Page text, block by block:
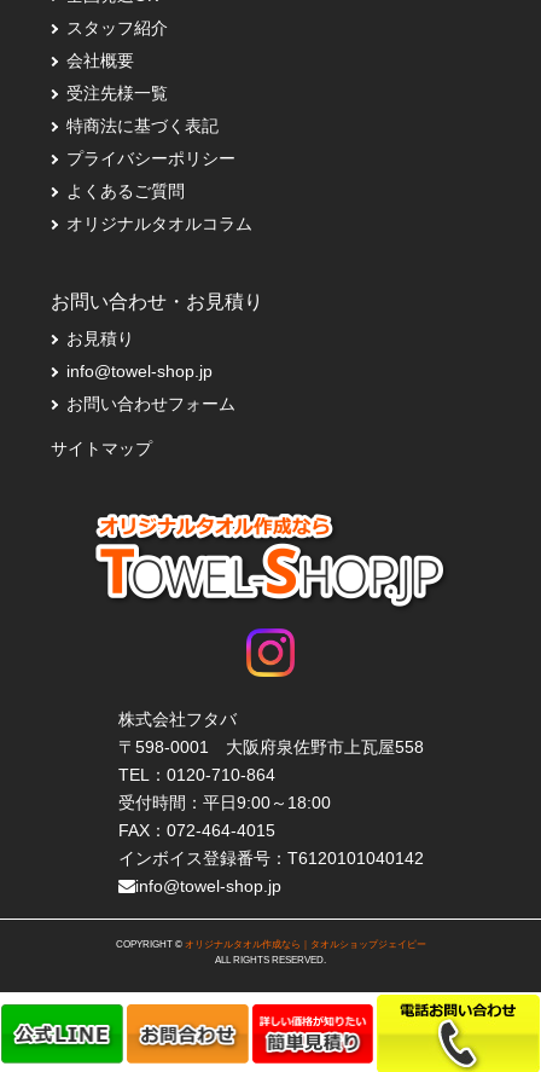
スタッフ紹介
会社概要
受注先様一覧
特商法に基づく表記
プライバシーポリシー
よくあるご質問
オリジナルタオルコラム
お問い合わせ・お見積り
お見積り
info@towel-shop.jp
お問い合わせフォーム
サイトマップ
株式会社フタバ
〒598-0001 大阪府泉佐野市上瓦屋558
TEL： 0120-710-864
受付時間：平日9:00～18:00
FAX：072-464-4015
インボイス登録番号：T6120101040142
info@towel-shop.jp
COPYRIGHT © オリジナルタオル作成なら｜タオルショップジェイピー
ALL RIGHTS RESERVED.